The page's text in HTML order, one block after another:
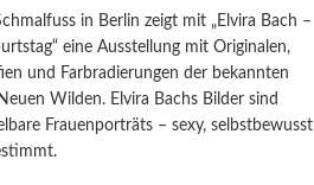
in Berlin zeigt mit „Elvira Bach –
eine Ausstellung mit Originalen,
und Farbradierungen der bekannten
Wilden. Elvira Bachs Bilder sind
Frauenporträts – sexy, selbstbewusst